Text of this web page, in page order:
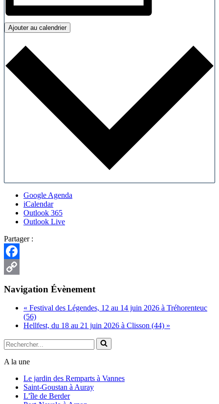
Ajouter au calendrier
Google Agenda
iCalendar
Outlook 365
Outlook Live
Partager :
Facebook
Navigation Évènement
« Festival des Légendes, 12 au 14 juin 2026 à Tréhorenteuc
(56)
Hellfest, du 18 au 21 juin 2026 à Clisson (44) »
Rechercher...
A la une
Le jardin des Remparts à Vannes
Saint-Goustan à Auray
L’île de Berder